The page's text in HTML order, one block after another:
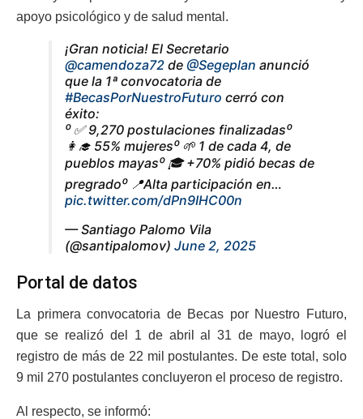
apoyo psicológico y de salud mental.
¡Gran noticia! El Secretario
@camendoza72 de @Segeplan anunció
que la 1ª convocatoria de
#BecasPorNuestroFuturo cerró con
éxito:
⁰ ✅ 9,270 postulaciones finalizadas⁰
👩‍🎓 55% mujeres⁰ 🌱 1 de cada 4, de
pueblos mayas⁰ 🎓 +70% pidió becas de
pregrado⁰ 📍Alta participación en…
pic.twitter.com/dPn9IHC00n
— Santiago Palomo Vila
(@santipalomov) June 2, 2025
Portal de datos
La primera convocatoria de Becas por Nuestro Futuro,
que se realizó del 1 de abril al 31 de mayo, logró el
registro de más de 22 mil postulantes. De este total, solo
9 mil 270 postulantes concluyeron el proceso de registro.
Al respecto, se informó: